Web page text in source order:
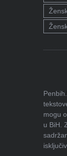
mogu
u BiH.